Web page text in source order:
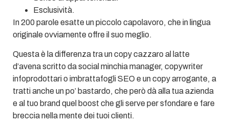
Esclusività.
In 200 parole esatte un piccolo capolavoro, che in lingua
originale ovviamente offre il suo meglio.
Questa è la differenza tra un copy cazzaro al latte
d’avena scritto da social minchia manager, copywriter
infoprodottari o imbrattafogli SEO e un copy arrogante, a
tratti anche un po’ bastardo, che però dà alla tua azienda
e al tuo brand quel boost che gli serve per sfondare e fare
breccia nella mente dei tuoi clienti.